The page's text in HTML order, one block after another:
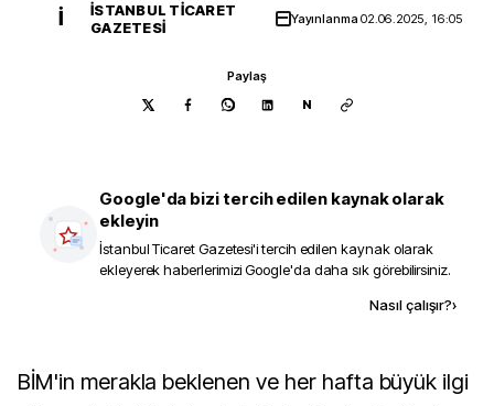
İ
İSTANBUL TICARET
GAZETESI
Yayınlanma02.06.2025, 16:05
Paylaş
N
Google'da bizi tercih edilen kaynak olarak
ekleyin
İstanbul Ticaret Gazetesi'i tercih edilen kaynak olarak
ekleyerek haberlerimizi Google'da daha sık görebilirsiniz.
Nasıl çalışır?›
BİM'in merakla beklenen ve her hafta büyük ilgi